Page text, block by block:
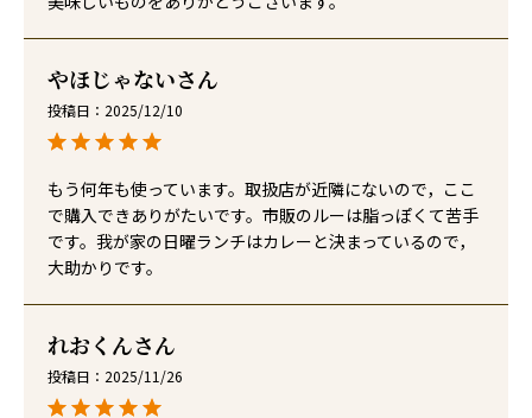
やほじゃない
投稿日 2025/12/10
もう何年も使っています。取扱店が近隣にないので，ここ
で購入できありがたいです。市販のルーは脂っぽくて苦手
です。我が家の日曜ランチはカレーと決まっているので，
大助かりです。
れおくん
投稿日 2025/11/26